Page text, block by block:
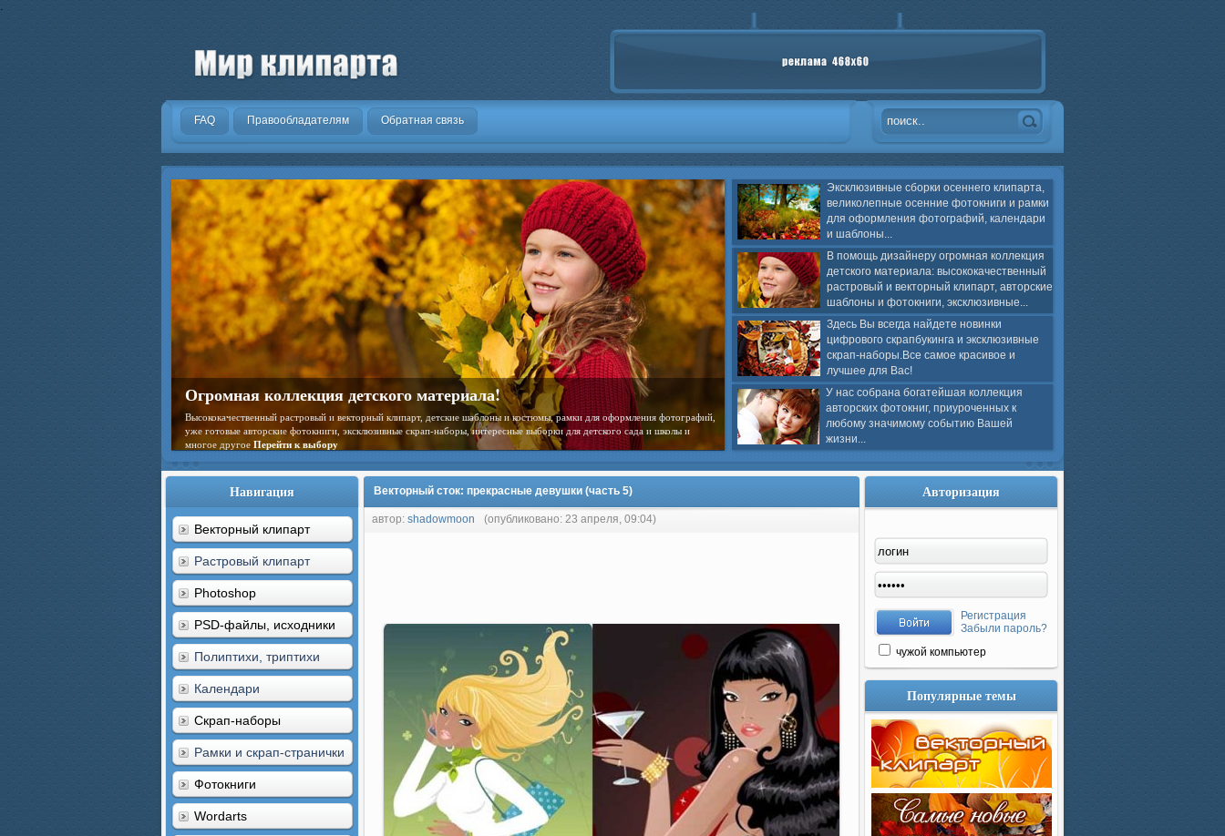
.
FAQ Правообладателям Обратная связь
Эксклюзивные сборки осеннего клипарта,
великолепные осенние фотокниги и рамки
для оформления фотографий, календари
и шаблоны...
В помощь дизайнеру огромная коллекция
детского материала: высококачественный
растровый и векторный клипарт, авторские
шаблоны и фотокниги, эксклюзивные...
Здесь Вы всегда найдете новинки
цифрового скрапбукинга и эксклюзивные
скрап-наборы.Все самое красивое и
лучшее для Вас!
У нас собрана богатейшая коллекция
авторских фотокниг, приуроченных к
любому значимому событию Вашей
жизни...
Огромная коллекция детского материала!
Высококачественный растровый и векторный клипарт, детские шаблоны и костюмы, рамки для оформления фотографий,
уже готовые авторские фотокниги, эксклюзивные скрап-наборы, интересные выборки для детского сада и школы и
многое другое Перейти к выбору
Навигация
Векторный клипарт
Растровый клипарт
Photoshop
PSD-файлы, исходники
Полиптихи, триптихи
Календари
Скрап-наборы
Рамки и скрап-странички
Фотокниги
Wordarts
Векторный сток: прекрасные девушки (часть 5)
автор: shadowmoon (опубликовано: 23 апреля, 09:04)
Авторизация
Регистрация
Забыли пароль?
чужой компьютер
Популярные темы